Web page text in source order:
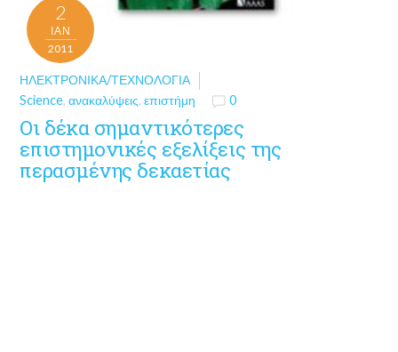
2
ΙΑΝ
2011
ΗΛΕΚΤΡΟΝΙΚΆ/ΤΕΧΝΟΛΟΓΊΑ
Science,ανακαλύψεις,επιστήμη 0
Οι δέκα σημαντικότερες
επιστημονικές εξελίξεις της
περασμένης δεκαετίας